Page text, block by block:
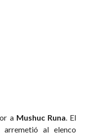
a Mushuc Runa. El
al elenco